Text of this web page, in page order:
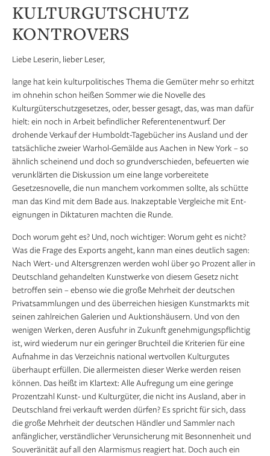
KULTURGUTSCHUTZ
KONTROVERS
Liebe Leserin, lieber Leser,
lange hat kein kulturpolitisches Thema die Gemüter mehr so erhitzt
im ohnehin schon heißen Sommer wie die Novelle des
Kulturgüterschutzgesetzes, oder, besser gesagt, das, was man dafür
hielt: ein noch in Arbeit befindlicher Referentenentwurf. Der
drohende Verkauf der Humboldt-Tagebücher ins Ausland und der
tatsächliche zweier Warhol-Gemälde aus Aachen in New York – so
ähnlich scheinend und doch so grundverschieden, befeuerten wie
verunklärten die Diskussion um eine lange vorbereitete
Gesetzesnovelle, die nun manchem vorkommen sollte, als schütte
man das Kind mit dem Bade aus. Inakzeptable Vergleiche mit Ent­
eignungen in Diktaturen machten die Runde.
Doch worum geht es? Und, noch wichtiger: Worum geht es nicht?
Was die Frage des Exports angeht, kann man eines deutlich sagen:
Nach Wert- und Altersgrenzen werden wohl über 90 Prozent aller in
Deutschland gehandelten Kunstwerke von diesem Gesetz nicht
betroffen sein – ebenso wie die große Mehrheit der deutschen
Privatsammlungen und des überreichen hiesigen Kunstmarkts mit
seinen zahlreichen Galerien und Auktionshäusern. Und von den
wenigen Werken, deren Ausfuhr in Zukunft genehmigungspflichtig
ist, wird wiederum nur ein geringer Bruchteil die Kriterien für eine
Aufnahme in das Verzeichnis national wertvollen Kulturgutes
überhaupt erfüllen. Die allermeisten dieser Werke werden reisen
können. Das heißt im Klartext: Alle Aufregung um eine geringe
Prozentzahl Kunst- und Kulturgüter, die nicht ins Ausland, aber in
Deutschland frei verkauft werden dürfen? Es spricht für sich, dass
die große Mehrheit der deutschen Händler und Sammler nach
anfänglicher, verständlicher Verunsicherung mit Besonnenheit und
Souveränität auf all den Alarmismus reagiert hat. Doch auch ein